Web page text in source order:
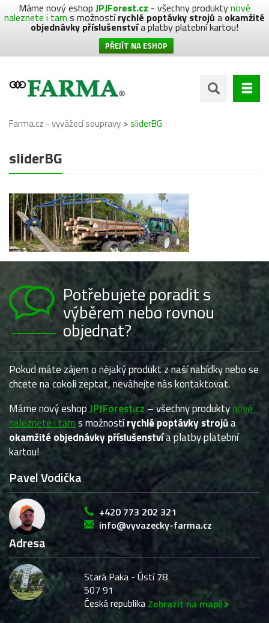
Máme nový eshop JPJForest.cz - všechny produktynově
naleznete i tam s možnostírychlé poptávky strojů a okamžité
objednávky příslušenstvía platby platební kartou!
PŘEJÍT NA ESHOP
Farma.cz - vyvážecí soupravy >sliderBG
sliderBG
Potřebujete poradit s
výběrem nebo rovnou
objednat?
Pokud máte zájem o nějaký produkt z naší nabídky nebo se
chcete na cokoli zeptat, neváhejte nás kontaktovat.
Máme nový eshopJPJForest.cz – všechny produktynově
naleznete i tams možnostírychlé poptávky strojůa
okamžité objednávky příslušenstvía platby platební
kartou!
Pavel Vodička
+420 773 202 321
info@vyvazecky-farma.cz
Adresa
Stará Paka - Ústí 78
507 91
Česká republika Zobrazit na mapě